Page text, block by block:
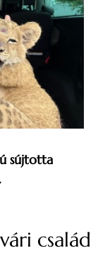
sújtotta
család